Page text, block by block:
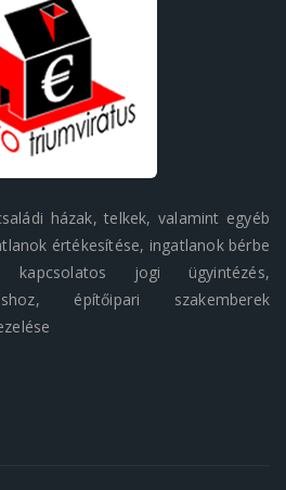
házak, telkek, valamint egyéb
értékesítése, ingatlanok bérbe
kapcsolatos jogi ügyintézés,
építőipari szakemberek